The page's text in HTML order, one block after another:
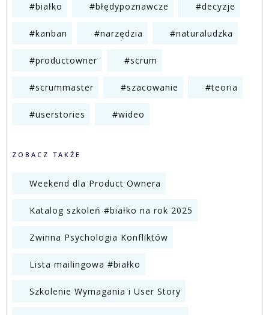
#białko #błędypoznawcze #decyzje
#kanban #narzędzia #naturaludzka
#productowner #scrum
#scrummaster #szacowanie #teoria
#userstories #wideo
ZOBACZ TAKŻE
Weekend dla Product Ownera
Katalog szkoleń #białko na rok 2025
Zwinna Psychologia Konfliktów
Lista mailingowa #białko
Szkolenie Wymagania i User Story